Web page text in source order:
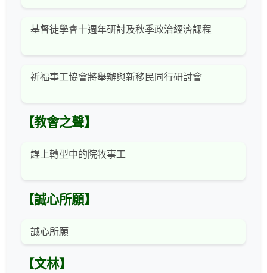
基督徒學會十週年研討及秋季政治經濟課程
祈福事工協會將舉辦與新移民同行研討會
【教會之聲】
趕上轉型中的院牧事工
【誠心所願】
誠心所願
【文林】